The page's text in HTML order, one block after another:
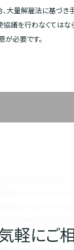
大量解雇法に基づき
議を行わなくてはな
が必要です。
軽にご